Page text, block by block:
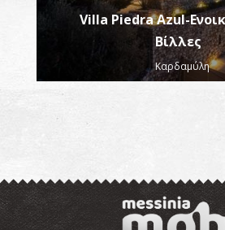
Villa Piedra Azul-
Βίλλες
Καρδαμύλη